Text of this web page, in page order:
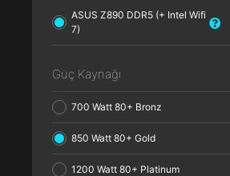
ASUS Z890 DDR5 (+ Intel Wifi
7)
Güç Kaynağı
700 Watt 80+ Bronz
850 Watt 80+ Gold
1200 Watt 80+ Platinum